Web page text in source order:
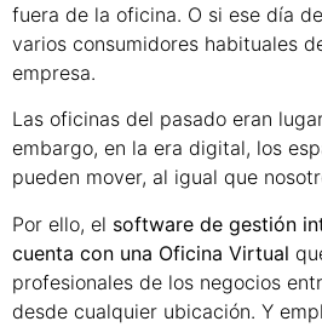
fuera de la oficina. O si ese día
varios consumidores habituales
empresa.
Las oficinas del pasado eran
embargo, en la era digital, los
pueden mover, al igual que
Por ello, el software de gestión
cuenta con una Oficina Virtual
profesionales de los negocios
desde cualquier ubicación. Y